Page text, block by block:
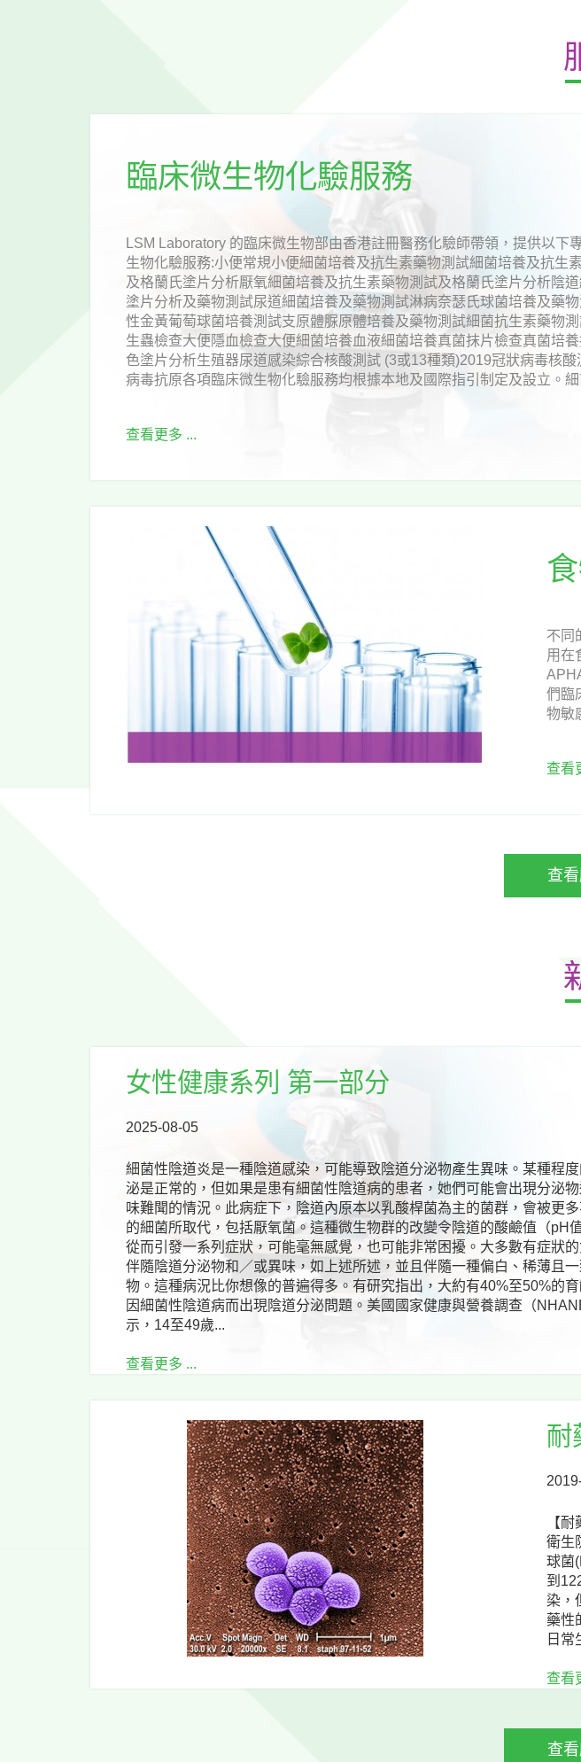
臨床微生物化驗服務
LSM Laboratory 的臨床微生物部由香港註冊醫務化驗師帶領，提供以下
生物化驗服務:小便常規小便細菌培養及抗生素藥物測試細菌培養及抗生
及格蘭氏塗片分析厭氧細菌培養及抗生素藥物測試及格蘭氏塗片分析陰
塗片分析及藥物測試尿道細菌培養及藥物測試淋病奈瑟氏球菌培養及藥
性金黃葡萄球菌培養測試支原體脲原體培養及藥物測試細菌抗生素藥物
生蟲檢查大便隱血檢查大便細菌培養血液細菌培養真菌抹片檢查真菌培
色塗片分析生殖器尿道感染綜合核酸測試 (3或13種類)2019冠狀病毒核酸
病毒抗原各項臨床微生物化驗服務均根據本地及國際指引制定及設立。細
查看更多 ...
不同
用在
們臨
物敏
查看
查
女性健康系列 第一部分
2025-08-05
細菌性陰道炎是一種陰道感染，可能導致陰道分泌物產生異味。某種程
泌是正常的，但如果是患有細菌性陰道病的患者，她們可能會出現分泌
味難聞的情況。此病症下，陰道內原本以乳酸桿菌為主的菌群，會被更
的細菌所取代，包括厭氧菌。這種微生物群的改變令陰道的酸鹼值（pH
從而引發一系列症狀，可能毫無感覺，也可能非常困擾。大多數有症狀
伴隨陰道分泌物和／或異味，如上述所述，並且伴隨一種偏白、稀薄且
物。這種病況比你想像的普遍得多。有研究指出，大約有40%至50%的
因細菌性陰道病而出現陰道分泌問題。美國國家健康與營養調查（
示，14至49歲...
查看更多 ...
耐
【
衛生
球菌
到
染，
藥性
日常
查看
查